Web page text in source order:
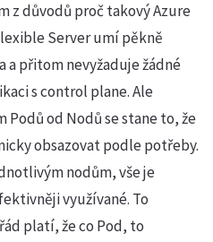
z důvodů proč takový Azure
Server umí pěkně
a přitom nevyžaduje žádné
s control plane. Ale
Podů od Nodů se stane to, že
obsazovat podle potřeby.
nodům, vše je
využívané. To
platí, že co Pod, to